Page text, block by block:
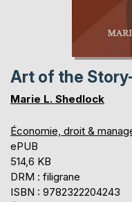
Art of the
Marie L. Shedlock
Économie, droit &
ePUB
514,6 KB
DRM : filigrane
ISBN : 9782322204243